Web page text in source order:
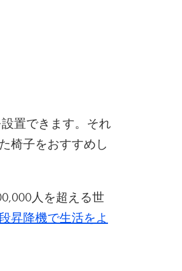
置できます。それ
椅子をおすすめし
人を超える世
昇降機で生活をよ